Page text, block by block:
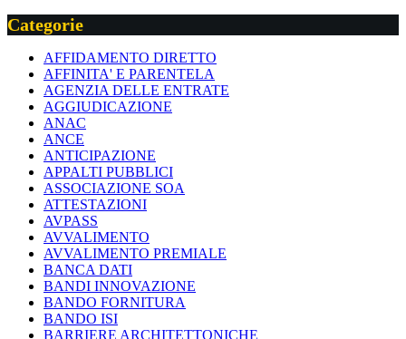
Categorie
AFFIDAMENTO DIRETTO
AFFINITA' E PARENTELA
AGENZIA DELLE ENTRATE
AGGIUDICAZIONE
ANAC
ANCE
ANTICIPAZIONE
APPALTI PUBBLICI
ASSOCIAZIONE SOA
ATTESTAZIONI
AVPASS
AVVALIMENTO
AVVALIMENTO PREMIALE
BANCA DATI
BANDI INNOVAZIONE
BANDO FORNITURA
BANDO ISI
BARRIERE ARCHITETTONICHE